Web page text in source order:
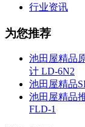
行业资讯
为您推荐
池田屋精品
计 LD-6N2
池田屋精品
池田屋精品
FLD-1